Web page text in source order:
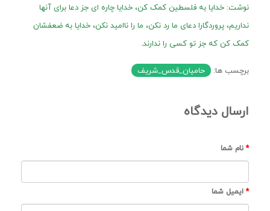
نوشت: خدایا به فلسطین کمک کن، خدایا چاره ای جز دعا برای آنها
نداریم، پروردگارا دعای ما رد نکن، ما را ناامید نکن، خدایا به ضعفشان
کمک کن که جز تو کسی را ندارند.
برچسب ها: حامیان_قدس_شریف
ارسال دیدگاه
نام شما
ایمیل شما